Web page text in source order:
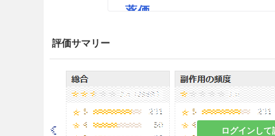
薬価
評価サマリー
ログインし